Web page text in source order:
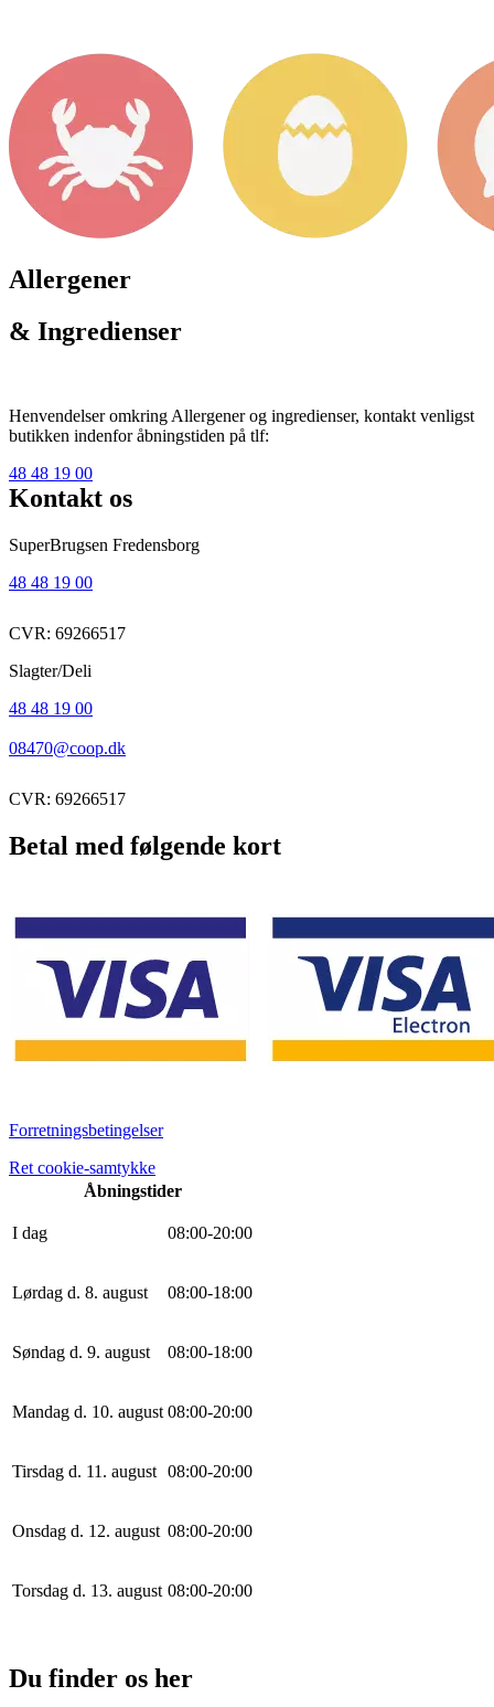
Allergener
& Ingredienser
Henvendelser omkring Allergener og ingredienser, kontakt venligst
butikken indenfor åbningstiden på tlf:
48 48 19 00
Kontakt os
SuperBrugsen Fredensborg
48 48 19 00
CVR: 69266517
Slagter/Deli
48 48 19 00
08470@coop.dk
CVR: 69266517
Betal med følgende kort
Forretningsbetingelser
Ret cookie-samtykke
Åbningstider
I dag 08:00-20:00
Lørdag d. 8. august 08:00-18:00
Søndag d. 9. august 08:00-18:00
Mandag d. 10. august 08:00-20:00
Tirsdag d. 11. august 08:00-20:00
Onsdag d. 12. august 08:00-20:00
Torsdag d. 13. august 08:00-20:00
Du finder os her